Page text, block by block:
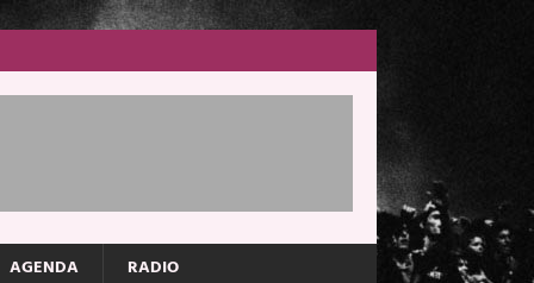
AGENDA RADIO